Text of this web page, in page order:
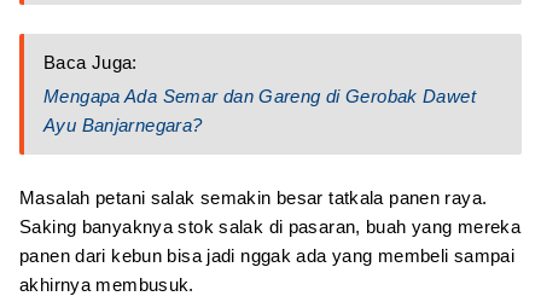
Baca Juga:
Mengapa Ada Semar dan Gareng di Gerobak Dawet
Ayu Banjarnegara?
Masalah petani salak semakin besar tatkala panen raya.
Saking banyaknya stok salak di pasaran, buah yang mereka
panen dari kebun bisa jadi nggak ada yang membeli sampai
akhirnya membusuk.